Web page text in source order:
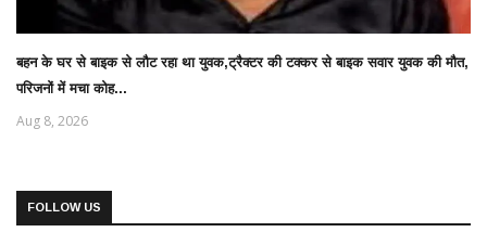
बहन के घर से बाइक से लौट रहा था युवक,ट्रैक्टर की टक्कर से बाइक सवार युवक की मौत,
परिजनों में मचा कोह...
Aug 8, 2026
FOLLOW US